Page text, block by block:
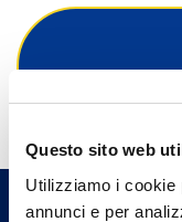
Questo sito web
Utilizziamo i cookie
annunci e per
Trova
un nostro